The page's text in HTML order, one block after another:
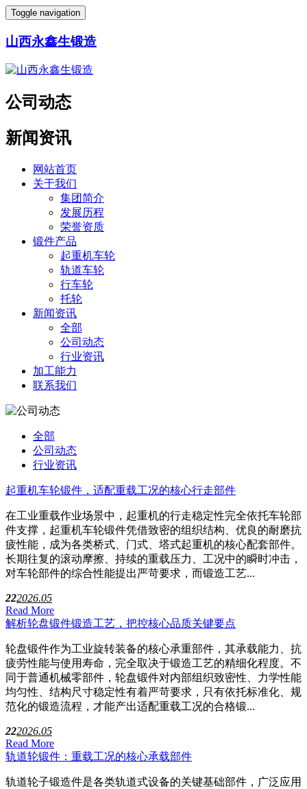
Toggle navigation
山西永鑫生锻造
公司动态
新闻资讯
网站首页
关于我们
集团简介
发展历程
荣誉资质
锻件产品
起重机车轮
轨道车轮
行车轮
托轮
新闻资讯
全部
公司动态
行业资讯
加工能力
联系我们
全部
公司动态
行业资讯
起重机车轮锻件，适配重载工况的核心行走部件
在工业重载作业场景中，起重机的行走稳定性完全依托车轮部
件支撑，起重机车轮锻件凭借致密的组织结构、优良的耐磨抗
疲性能，成为各类桥式、门式、塔式起重机的核心配套部件。
长期往复的滚动摩擦、持续的重载压力、工况中的瞬时冲击，
对车轮部件的综合性能提出严苛要求，而锻造工艺...
222026.05
Read More
解析轮盘锻件锻造工艺，把控核心品质关键要点
轮盘锻件作为工业旋转装备的核心承重部件，其承载能力、抗
疲劳性能与使用寿命，完全取决于锻造工艺的精细化程度。不
同于普通机械零部件，轮盘锻件对内部组织致密性、力学性能
均匀性、结构尺寸稳定性有着严苛要求，只有依托标准化、规
范化的锻造流程，才能产出适配重载工况的合格锻...
222026.05
Read More
轨道轮锻件：重载工况的核心承载部件
轨道轮子锻造件是各类轨道式设备的关键基础部件，广泛应用